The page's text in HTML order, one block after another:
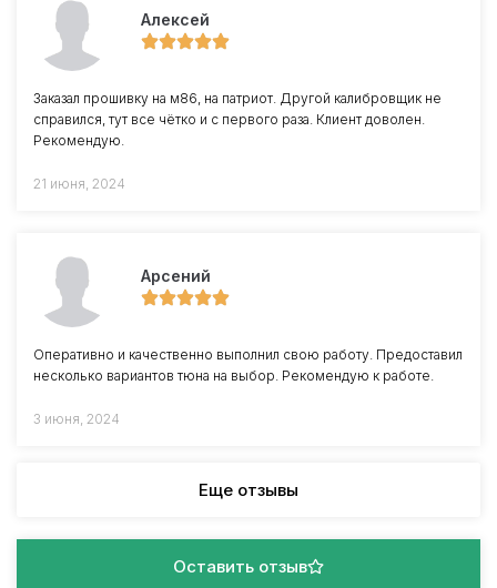
Алексей
Заказал прошивку на м86, на патриот. Другой калибровщик не
справился, тут все чётко и с первого раза. Клиент доволен.
Рекомендую.
21 июня, 2024
Арсений
Оперативно и качественно выполнил свою работу. Предоставил
несколько вариантов тюна на выбор. Рекомендую к работе.
3 июня, 2024
Еще отзывы
Оставить отзыв